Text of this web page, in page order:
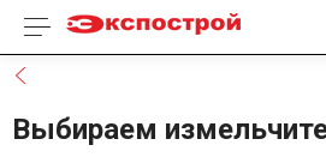
Каталог товаров
Выбираем